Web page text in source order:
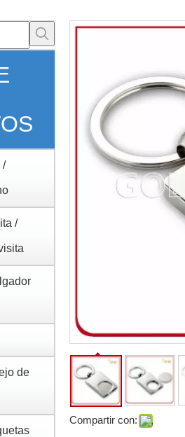
/
/
de
Compartir con: